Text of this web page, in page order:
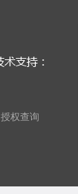
授权查询